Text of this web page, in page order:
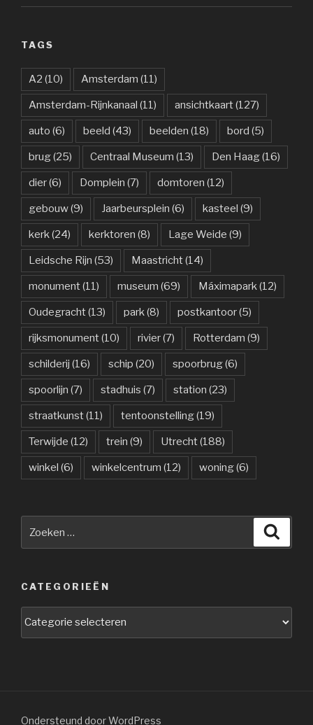
TAGS
A2 (10) Amsterdam (11)
Amsterdam-Rijnkanaal (11) ansichtkaart(127)
auto (6) beeld (43) beelden (18) bord (5)
brug(25) Centraal Museum (13) Den Haag(16)
dier(6) Domplein (7) domtoren (12)
gebouw(9) Jaarbeursplein (6) kasteel (9)
kerk (24) kerktoren (8) Lage Weide (9)
Leidsche Rijn (53) Maastricht(14)
monument(11) museum (69) Máximapark (12)
Oudegracht(13) park (8) postkantoor(5)
rijksmonument(10) rivier(7) Rotterdam (9)
schilderij (16) schip (20) spoorbrug(6)
spoorlijn (7) stadhuis (7) station (23)
straatkunst(11) tentoonstelling(19)
Terwijde (12) trein (9) Utrecht(188)
winkel (6) winkelcentrum (12) woning(6)
naar:
CATEGORIEËN
Ondersteund door WordPress